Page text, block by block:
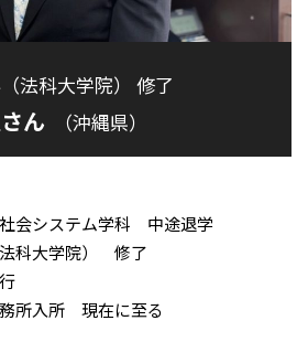
法科大学院） 修了
ん （沖縄県）
会システム学科 中途退学
科大学院） 修了
所入所 現在に至る